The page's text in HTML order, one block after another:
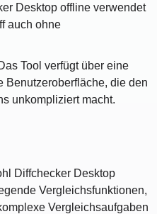
Desktop offline verwendet
auch ohne
Tool verfügt über eine
Benutzeroberfläche, die den
unkompliziert macht.
Diffchecker Desktop
Vergleichsfunktionen,
Vergleichsaufgaben